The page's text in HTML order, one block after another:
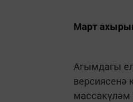
Март
Агымдагы
версиясенә
массакүләм